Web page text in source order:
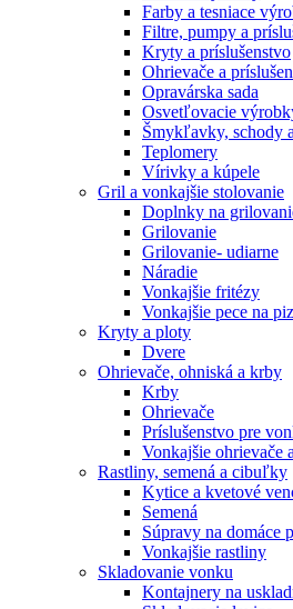
Farby a tesniace
Filtre, pumpy a
Kryty a príslušenstvo
Ohrievače a
Opravárska sada
Osvetľovacie
Šmykľavky, schody
Teplomery
Vírivky a kúpele
Gril a vonkajšie stolovanie
Doplnky na
Grilovanie
Grilovanie- udiarne
Náradie
Vonkajšie fritézy
Vonkajšie pece na
Kryty a ploty
Dvere
Ohrievače, ohniská a krby
Krby
Ohrievače
Príslušenstvo pre
Vonkajšie ohrievače
Rastliny, semená a cibuľky
Kytice a kvetové
Semená
Súpravy na domáce
Vonkajšie rastliny
Skladovanie vonku
Kontajnery na